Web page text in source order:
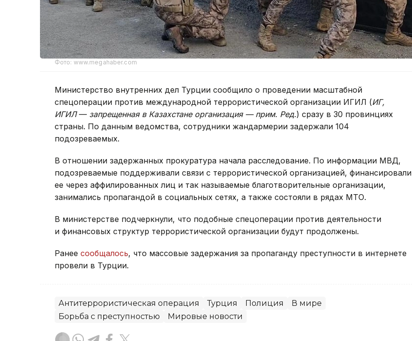
Фото: www.megahaber.com
Министерство внутренних дел Турции сообщило о проведении масштабной
спецоперации против международной террористической организации ИГИЛ (ИГ,
ИГИЛ— запрещенная в Казахстане организация — прим. Ред.) сразу в 30 провинциях
страны. По данным ведомства, сотрудники жандармерии задержали 104
подозреваемых.
В отношении задержанных прокуратура начала расследование. По информации МВД,
подозреваемые поддерживали связи с террористической организацией, финансировали
ее через аффилированных лиц и так называемые благотворительные организации,
занимались пропагандой в социальных сетях, а также состояли в рядах МТО.
В министерстве подчеркнули, что подобные спецоперации против деятельности
и финансовых структур террористической организации будут продолжены.
Ранее сообщалось, что массовые задержания за пропаганду преступности в интернете
провели в Турции.
Антитеррористическая операция Турция Полиция
В мире
Борьба с преступностью
Мировые новости